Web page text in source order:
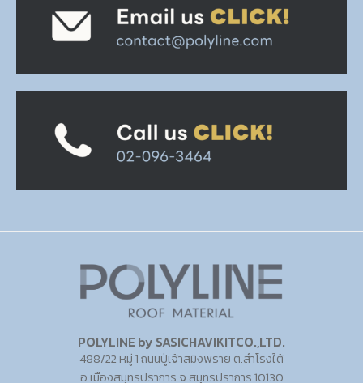
POLYLINE by SASICHAVIKITCO.,LTD.
488/22 หมู่ 1 ถนนปู่เจ้าสมิงพราย ต.สำโรงใต้
อ.เมืองสมุทรปราการ จ.สมุทรปราการ 10130